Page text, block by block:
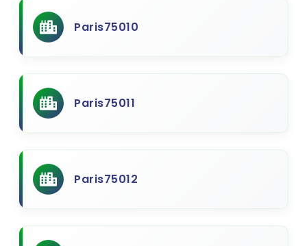
Paris75010
Paris75011
Paris75012